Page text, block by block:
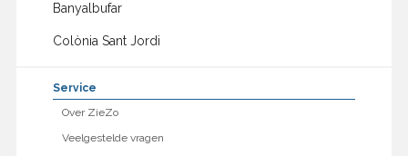
Banyalbufar
Colònia Sant Jordi
Service
Over ZieZo
Veelgestelde vragen